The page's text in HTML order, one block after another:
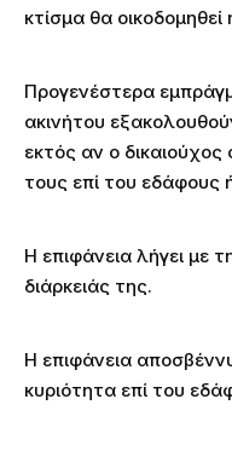
κτίσμα θα οικοδομηθεί
Προγενέστερα
ακινήτου
εκτός αν ο δικαιούχος
τους επί του εδάφους
Η επιφάνεια λήγει με
διάρκειάς της.
Η επιφάνεια
κυριότητα επί του